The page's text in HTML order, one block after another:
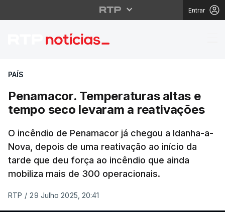
Entrar
Penamacor.
PAÍS
Penamacor. Temperaturas altas e
tempo seco levaram a reativações
O incêndio de Penamacor já chegou a Idanha-a-
Nova, depois de uma reativação ao início da
tarde que deu força ao incêndio que ainda
mobiliza mais de 300 operacionais.
RTP / 29 Julho 2025, 20:41